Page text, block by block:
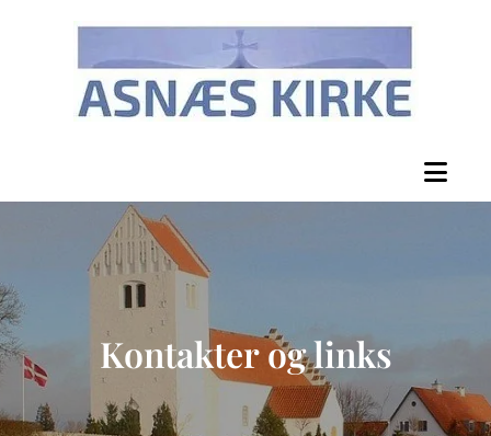
Kontakter og links